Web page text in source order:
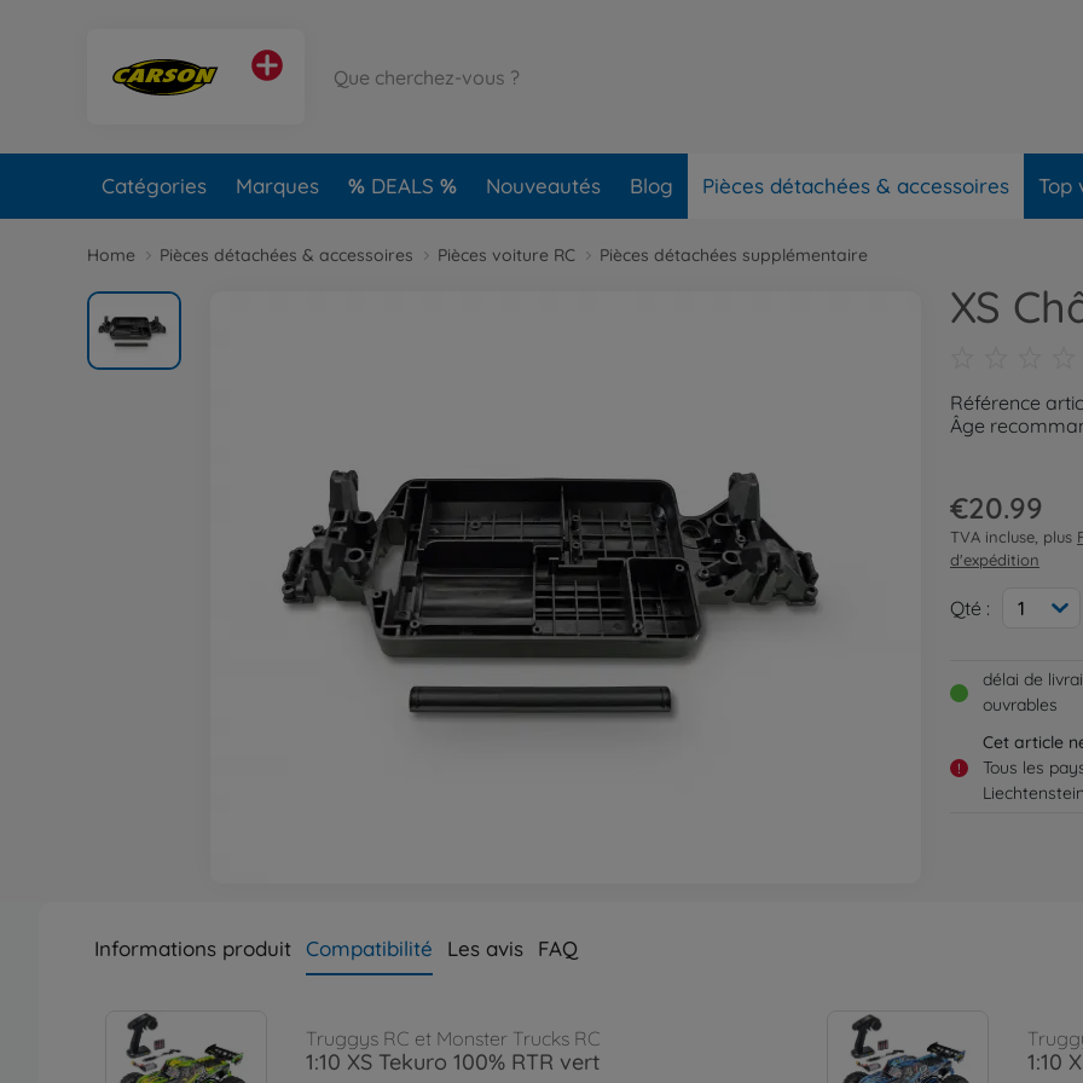
Catégories Marques DEALS Nouveautés Blog Pièces détachées & accessoires Top
Home Pièces détachées & accessoires Pièces voiture RC Pièces détachées supplémentaire
XS
Référence
Âge
€20.99
TVA incluse, plus
d'expédition
Qté : 1
délai de
ouvrables
!
Cet article
Tous les
Informations produit Compatibilité Les avis FAQ
Truggys RC et Monster Trucks RC
1:10 XS Tekuro 100% RTR vert 1:10